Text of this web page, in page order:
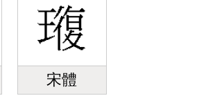
宋體